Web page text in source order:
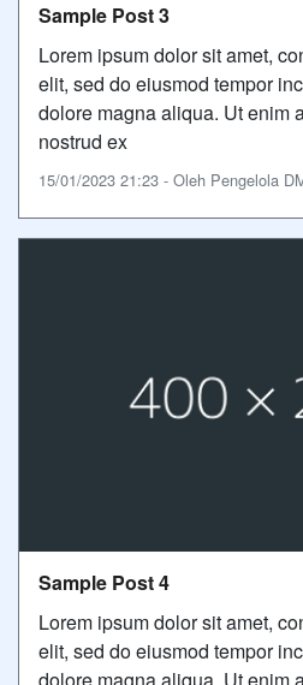
Sample Post 3
Lorem ipsum dolor sit amet,
elit, sed do eiusmod tempor
dolore magna aliqua. Ut enim
nostrud ex
15/01/2023 21:23 - Oleh Pengelola
Sample Post 4
Lorem ipsum dolor sit amet,
elit, sed do eiusmod tempor